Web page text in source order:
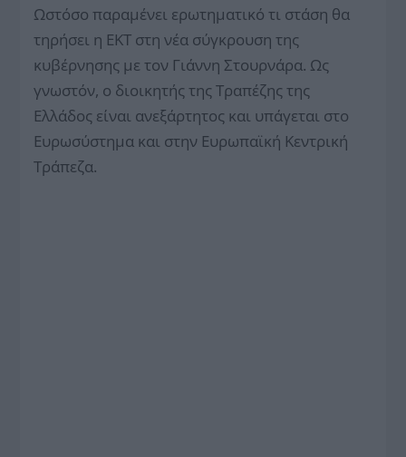
Ωστόσο παραμένει ερωτηματικό τι στάση θα
τηρήσει η ΕΚΤ στη νέα σύγκρουση της
κυβέρνησης με τον Γιάννη Στουρνάρα. Ως
γνωστόν, ο διοικητής της Τραπέζης της
Ελλάδος είναι ανεξάρτητος και υπάγεται στο
Ευρωσύστημα και στην Ευρωπαϊκή Κεντρική
Τράπεζα.